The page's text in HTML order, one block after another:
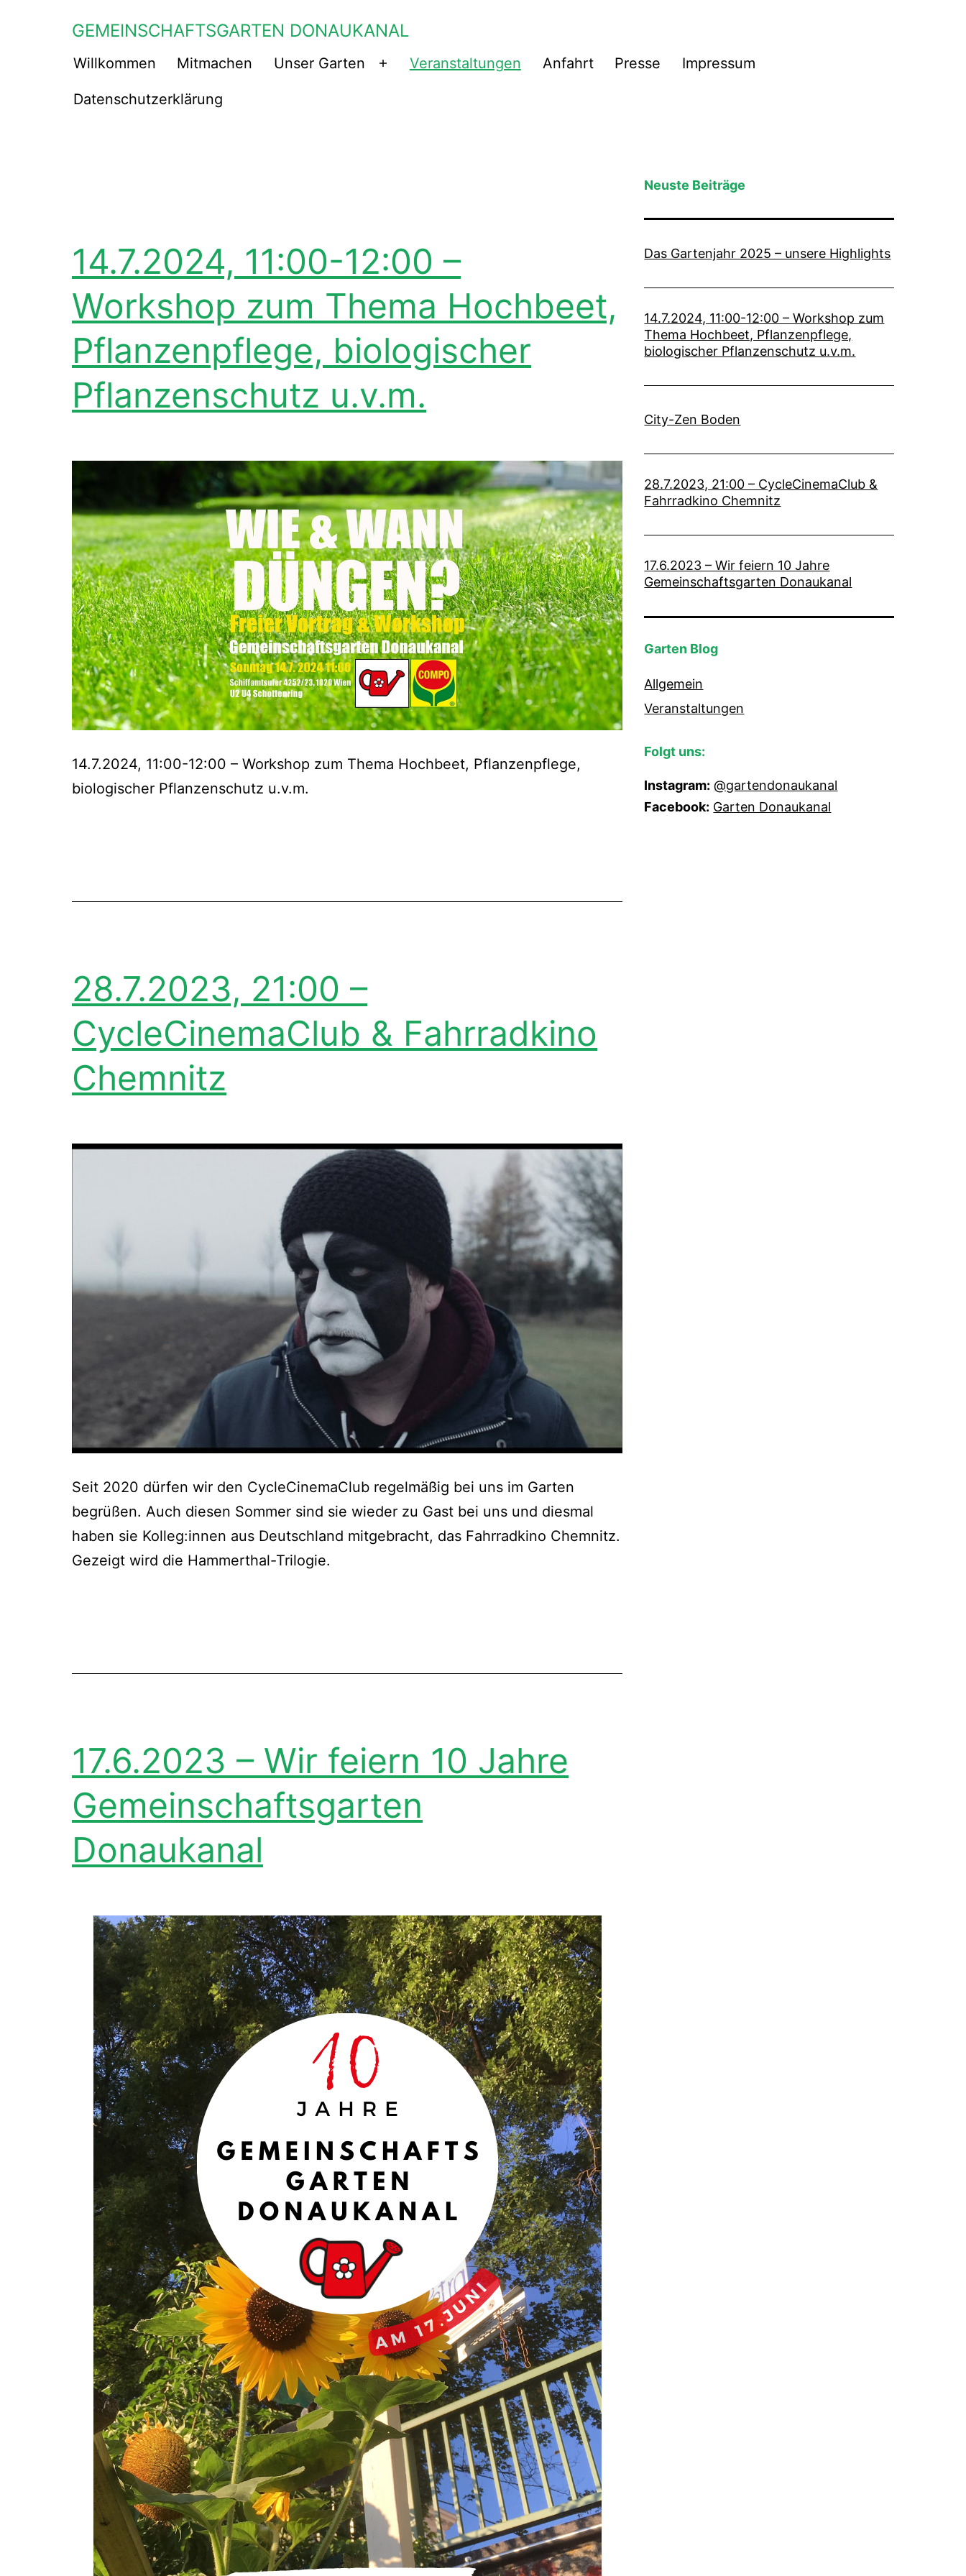
GEMEINSCHAFTSGARTEN DONAUKANAL
Willkommen Mitmachen Unser Garten
Menü
Veranstaltungen Anfahrt Presse Impressum
Datenschutzerklärung
14.7.2024, 11:00-12:00 –
Workshop zum Thema Hochbeet,
Pflanzenpflege, biologischer
Pflanzenschutz u.v.m.
14.7.2024, 11:00-12:00 – Workshop zum Thema Hochbeet, Pflanzenpflege,
biologischer Pflanzenschutz u.v.m.
28.7.2023, 21:00 –
CycleCinemaClub & Fahrradkino
Chemnitz
Seit 2020 dürfen wir den CycleCinemaClub regelmäßig bei uns im Garten
begrüßen. Auch diesen Sommer sind sie wieder zu Gast bei uns und diesmal
haben sie Kolleg:innen aus Deutschland mitgebracht, das Fahrradkino Chemnitz.
Gezeigt wird die Hammerthal-Trilogie.
17.6.2023 – Wir feiern 10 Jahre
Gemeinschaftsgarten
Donaukanal
Neuste Beiträge
Das Gartenjahr 2025 – unsere Highlights
14.7.2024, 11:00-12:00 – Workshop zum
Thema Hochbeet, Pflanzenpflege,
biologischer Pflanzenschutz u.v.m.
City-Zen Boden
28.7.2023, 21:00 – CycleCinemaClub &
Fahrradkino Chemnitz
17.6.2023 – Wir feiern 10 Jahre
Gemeinschaftsgarten Donaukanal
Garten Blog
Allgemein
Veranstaltungen
Folgt uns:
Instagram: @gartendonaukanal
Facebook: Garten Donaukanal